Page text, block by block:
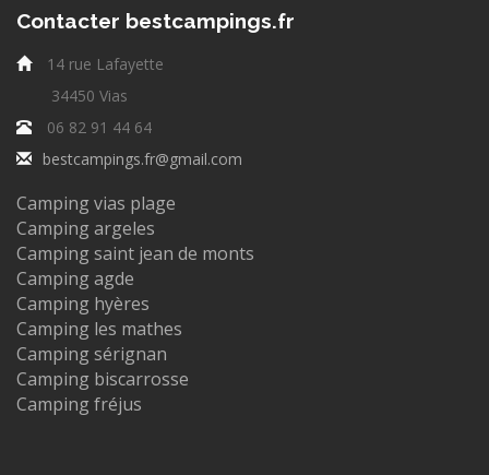
Contacter bestcampings.fr
14 rue Lafayette
34450 Vias
06 82 91 44 64
bestcampings.fr@gmail.com
Camping vias plage
Camping argeles
Camping saint jean de monts
Camping agde
Camping hyères
Camping les mathes
Camping sérignan
Camping biscarrosse
Camping fréjus